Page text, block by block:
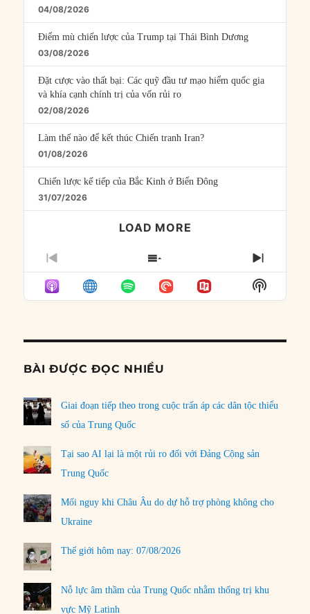
04/08/2026
Điểm mù chiến lược của Trump tại Thái Bình Dương
03/08/2026
Đặt cược vào thất bại: Các quỹ đầu tư mạo hiểm quốc gia
và khía cạnh chính trị của vốn rủi ro
02/08/2026
Làm thế nào để kết thúc Chiến tranh Iran?
01/08/2026
Chiến lược kế tiếp của Bắc Kinh ở Biển Đông
31/07/2026
LOAD MORE
PREVIOUS
EPISODE
SHOW
EPISODES
LIST
NEXT
Show
Podcast
BÀI ĐƯỢC ĐỌC NHIỀU
Giai đoạn tiếp theo trong cuộc trấn áp các dân tộc thiểu
số của Trung Quốc
Tại sao AI lại là một rủi ro đối với Đảng Cộng sản
Trung Quốc
Mối nguy khi Châu Âu do dự hỗ trợ phòng không cho
Ukraine
Thế giới hôm nay: 07/08/2026
Nỗ lực âm thầm của Trung Quốc nhằm thống trị khu
vực Mỹ Latinh